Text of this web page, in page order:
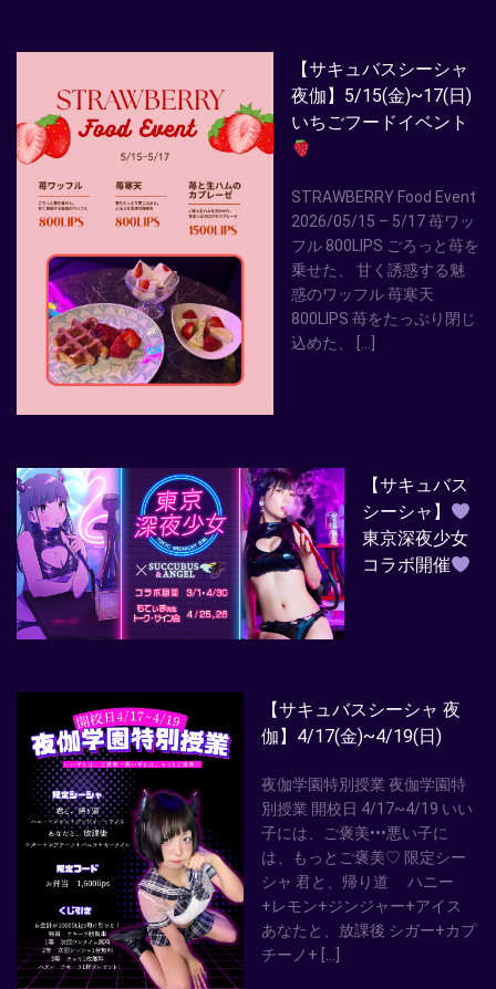
【サキュバスシーシャ
夜伽】5/15(金)~17(日)
いちごフードイベント
STRAWBERRY Food Event
2026/05/15 – 5/17 苺ワッ
フル 800LIPS ごろっと苺を
乗せた、 甘く誘惑する魅
惑のワッフル 苺寒天
800LIPS 苺をたっぷり閉じ
込めた、 […]
【サキュバス
シーシャ】
東京深夜少女
コラボ開催
【サキュバスシーシャ 夜
伽】4/17(金)~4/19(日)
夜伽学園特別授業 夜伽学園特
別授業 開校日 4/17~4/19 いい
子には、ご褒美•••悪い子に
は、もっとご褒美♡ 限定シー
シャ 君と、帰り道 ハニー
+レモン+ジンジャー+アイス
あなたと、放課後 シガー+カプ
チーノ+ […]